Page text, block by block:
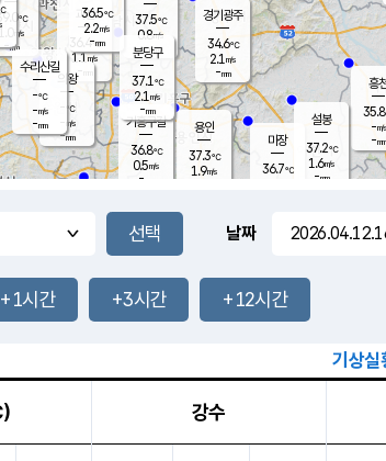
과천
36.4℃
1.1m/s
- mm
-mm
-mm
용인
37.3℃
1.9m/s
경기광주
34.6℃
2.1 m/s
-mm
37.2℃
1.4m/s
-mm
흥
35.8
-m/s
-mm
마장
36.7℃
의왕
- ℃
-m/s
-mm
설봉
37.2℃
1.6m/s
-mm
℃
1.0 m/s
-mm
-mm
37.5℃
0.8m/s
-mm
36.5℃
2.2m/s
-mm
기흥구갈
36.8℃
0.5m/s
-
수리산길
-℃
-m/s
-mm
분당구
37.1℃
2.1 m/s
-mm
날짜
+1시간 +3시간 +12시간
기상실
강수